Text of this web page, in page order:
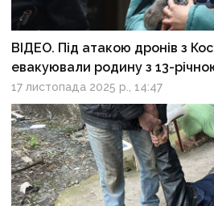
ВІДЕО. Під атакою дронів з
евакуювали родину з 13-
17 листопада 2025 р., 14:47